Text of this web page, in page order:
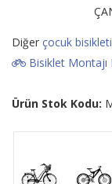
Diğer çocuk
Bisiklet Montajı
Ürün Stok Kodu: